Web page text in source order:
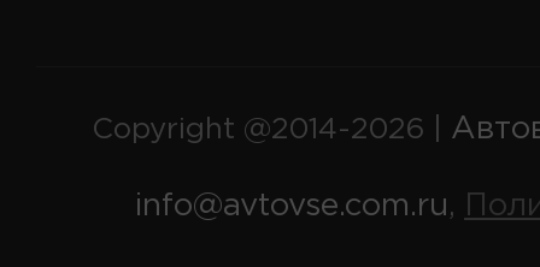
Copyright @2014-2026 |
info@avtovse.com.ru,